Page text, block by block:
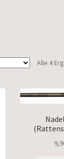
Alle 4